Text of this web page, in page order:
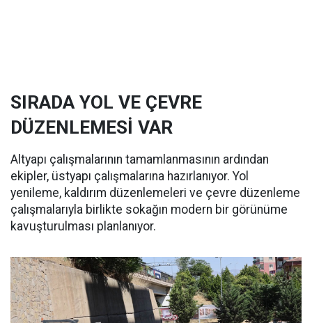
SIRADA YOL VE ÇEVRE
DÜZENLEMESİ VAR
Altyapı çalışmalarının tamamlanmasının ardından
ekipler, üstyapı çalışmalarına hazırlanıyor. Yol
yenileme, kaldırım düzenlemeleri ve çevre düzenleme
çalışmalarıyla birlikte sokağın modern bir görünüme
kavuşturulması planlanıyor.